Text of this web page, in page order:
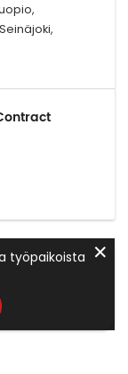
työpaikoista ✕